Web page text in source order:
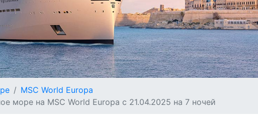
MSC World Europa
море на MSC World Europa с 21.04.2025 на 7 ночей